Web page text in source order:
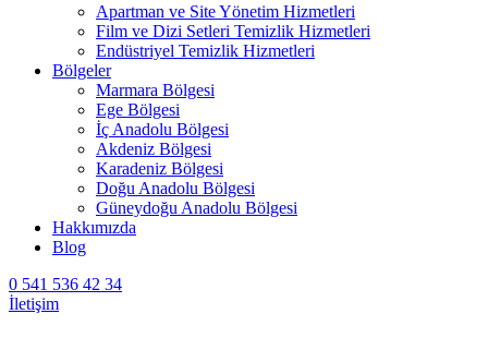
Apartman ve Site Yönetim Hizmetleri
Film ve Dizi Setleri Temizlik Hizmetleri
Endüstriyel Temizlik Hizmetleri
Bölgeler
Marmara Bölgesi
Ege Bölgesi
İç Anadolu Bölgesi
Akdeniz Bölgesi
Karadeniz Bölgesi
Doğu Anadolu Bölgesi
Güneydoğu Anadolu Bölgesi
Hakkımızda
Blog
0 541 536 42 34
İletişim